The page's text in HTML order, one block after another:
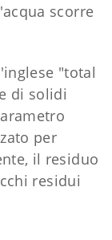
scorre
"total
di solidi
per
il residuo
residui